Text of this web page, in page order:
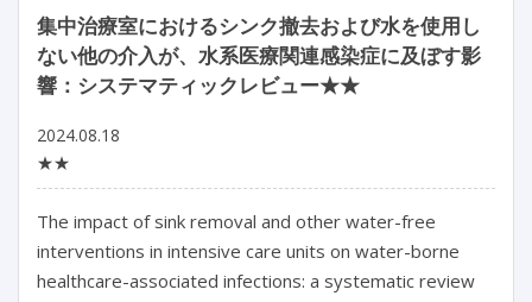
集中治療室におけるシンク撤去および水を使用し
ない他の介入が、水系医療関連感染症に及ぼす影
響：システマティックレビュー★★
2024.08.18
★★
The impact of sink removal and other water-free
interventions in intensive care units on water-borne
healthcare-associated infections: a systematic review